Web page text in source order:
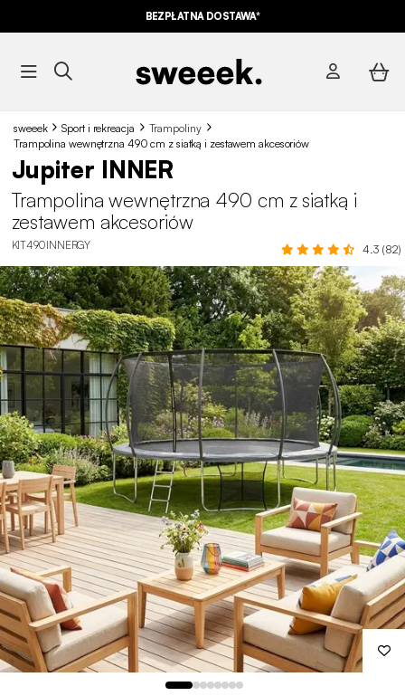
BEZPŁATNA DOSTAWA*
sweeek Sport i rekreacja
Trampoliny
Trampolina wewnętrzna 490 cm z siatką i zestawem akcesoriów
Jupiter INNER
Trampolina wewnętrzna 490 cm z siatką i
zestawem akcesoriów
KIT490INNERGY 4.3 (82)